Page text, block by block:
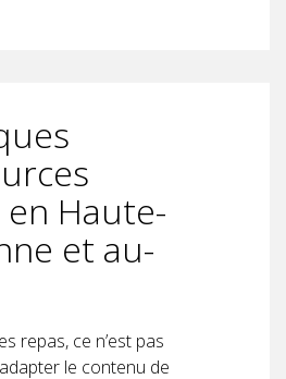
Haute-
et au-
repas, ce n’est pas
le contenu de